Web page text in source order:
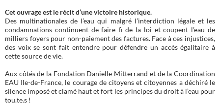
Cet ouvrage est le récit d’une victoire historique.
Des multinationales de l’eau qui malgré l’interdiction légale et les
condamnations continuent de faire fi de la loi et coupent l’eau de
milliers foyers pour non-paiement des factures. Face à ces injustices,
des voix se sont fait entendre pour défendre un accès égalitaire à
cette source de vie.
Aux côtés de la Fondation Danielle Mitterrand et de la Coordination
EAU Ile-de-France, le courage de citoyens et citoyennes a déchiré le
silence imposé et clamé haut et fort les principes du droit à l’eau pour
tou.te.s !